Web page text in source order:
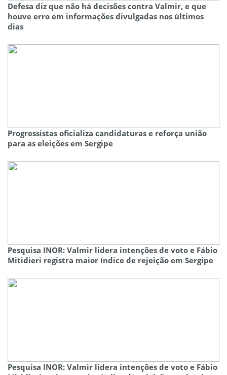
Defesa diz que não há decisões contra Valmir, e que
houve erro em informações divulgadas nos últimos
dias
Progressistas oficializa candidaturas e reforça união
para as eleições em Sergipe
Pesquisa INOR: Valmir lidera intenções de voto e Fábio
Mitidieri registra maior índice de rejeição em Sergipe
Pesquisa INOR: Valmir lidera intenções de voto e Fábio